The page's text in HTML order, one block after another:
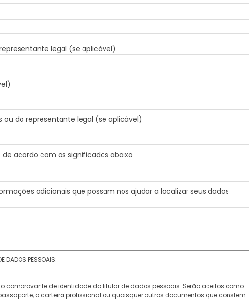
legal (se aplicável)
do representante legal (se aplicável)
acordo com os significados abaixo
adicionais que possam nos ajudar a localizar seus dados
DADOS PESSOAIS:
comprovante de identidade do titular de dados pessoais. Serão aceitos como
a carteira profissional ou quaisquer outros documentos que constem